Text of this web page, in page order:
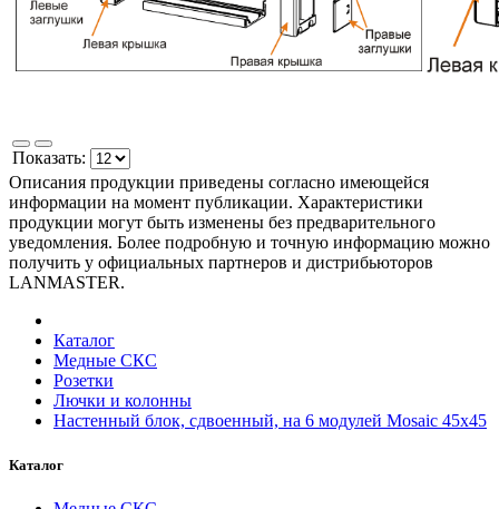
Показать:
Описания продукции приведены согласно имеющейся
информации на момент публикации. Характеристики
продукции могут быть изменены без предварительного
уведомления. Более подробную и точную информацию можно
получить у официальных партнеров и дистрибьюторов
LANMASTER.
Каталог
Медные СКС
Розетки
Лючки и колонны
Настенный блок, сдвоенный, на 6 модулей Mosaic 45x45
Каталог